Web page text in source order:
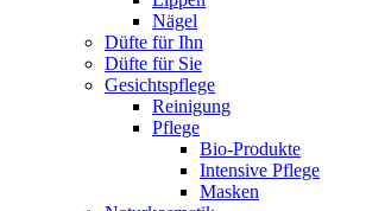
Nägel
Düfte für Ihn
Düfte für Sie
Gesichtspflege
Reinigung
Pflege
Bio-Produkte
Intensive Pflege
Masken